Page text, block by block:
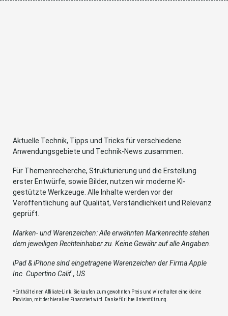
Aktuelle Technik, Tipps und Tricks für verschiedene
Anwendungsgebiete und Technik-News zusammen.
Für Themenrecherche, Strukturierung und die Erstellung
erster Entwürfe, sowie Bilder, nutzen wir moderne KI-
gestützte Werkzeuge. Alle Inhalte werden vor der
Veröffentlichung auf Qualität, Verständlichkeit und Relevanz
geprüft.
Marken- und Warenzeichen: Alle erwähnten Markenrechte stehen
dem jeweiligen Rechteinhaber zu. Keine Gewähr auf alle Angaben.
iPad & iPhone sind eingetragene Warenzeichen der Firma Apple
Inc. Cupertino Calif., US
*Enthält einen Affiliate-Link. Sie kaufen zum gewohnten Preis und wir erhalten eine kleine
Provision, mit der hier alles Finanziert wird. Danke für Ihre Unterstützung.